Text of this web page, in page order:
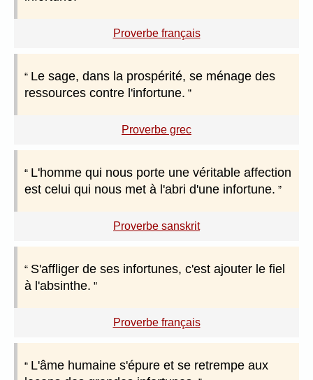
Proverbe français
Le sage, dans la prospérité, se ménage des
ressources contre l'infortune.
Proverbe grec
L'homme qui nous porte une véritable affection
est celui qui nous met à l'abri d'une infortune.
Proverbe sanskrit
S'affliger de ses infortunes, c'est ajouter le fiel
à l'absinthe.
Proverbe français
L'âme humaine s'épure et se retrempe aux